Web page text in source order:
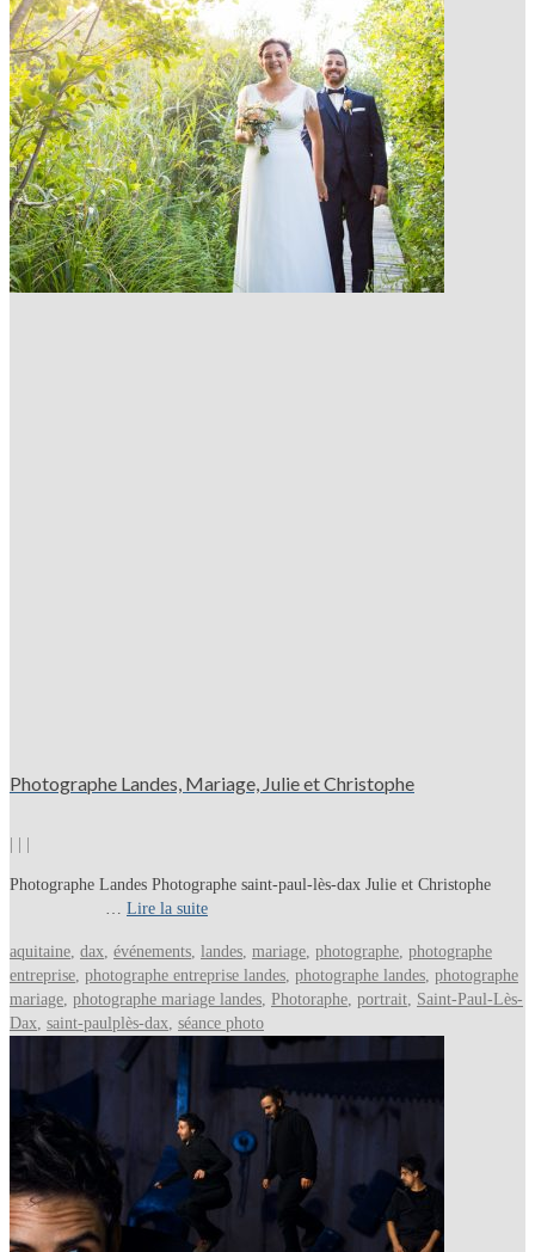
Photographe Landes, Mariage, Julie et Christophe
Photographe Landes Photographe saint-paul-lès-dax Julie et Christophe
… Lire la suite
aquitaine, dax, événements, landes, mariage, photographe, photographe
entreprise, photographe entreprise landes, photographe landes, photographe
mariage, photographe mariage landes, Photoraphe, portrait, Saint-Paul-Lès-
Dax, saint-paulplès-dax, séance photo